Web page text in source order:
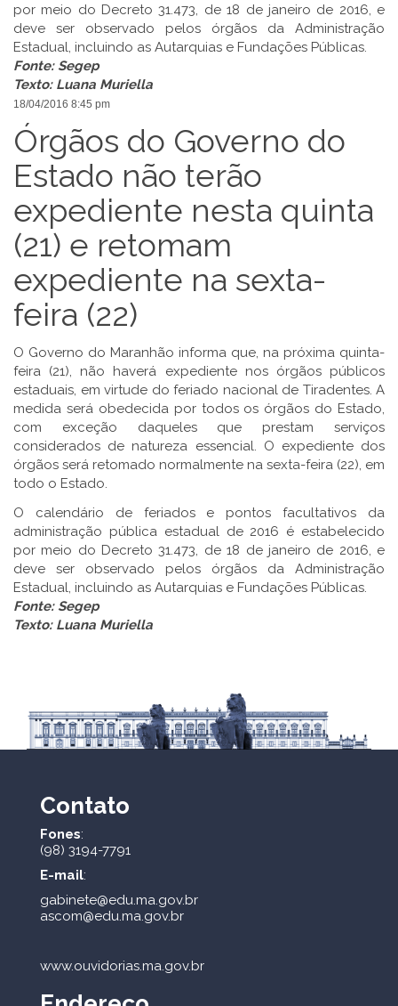
por meio do Decreto 31.473, de 18 de janeiro de 2016, e
deve ser observado pelos órgãos da Administração
Estadual, incluindo as Autarquias e Fundações Públicas.
Fonte: Segep
Texto:Luana Muriella
18/04/2016 8:45 pm
Órgãos do Governo do
Estado não terão
expediente nesta quinta
(21) e retomam
expediente na sexta-
feira (22)
O Governo do Maranhão informa que, na próxima quinta-
feira (21), não haverá expediente nos órgãos públicos
estaduais, em virtude do feriado nacional de Tiradentes. A
medida será obedecida por todos os órgãos do Estado,
com exceção daqueles que prestam serviços
considerados de natureza essencial. O expediente dos
órgãos será retomado normalmente na sexta-feira (22), em
todo o Estado.
O calendário de feriados e pontos facultativos da
administração pública estadual de 2016 é estabelecido
por meio do Decreto 31.473, de 18 de janeiro de 2016, e
deve ser observado pelos órgãos da Administração
Estadual, incluindo as Autarquias e Fundações Públicas.
Fonte: Segep
Texto:Luana Muriella
Contato
Fones:
(98) 3194-7791
E-mail:
gabinete@edu.ma.gov.br
ascom@edu.ma.gov.br
www.ouvidorias.ma.gov.br